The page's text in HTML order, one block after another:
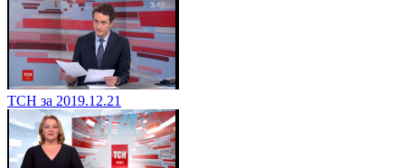
ТСН за 2019.12.21